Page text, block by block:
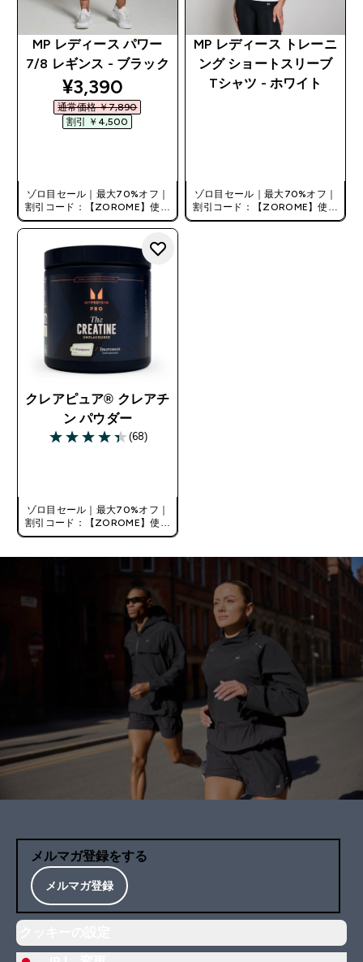
MP レディース パワー
7/8 レギンス - ブラック
discounted price
¥3,390‎
通常価格 ￥7,890‎
割引 ￥4,500‎
ゾロ目セール｜最大70%オフ｜
割引コード：【ZOROME】使用
で追加10%オフ！
MP レディース トレーニ
ング ショートスリーブ
Tシャツ - ホワイト
ゾロ目セール｜最大70%オフ｜
割引コード：【ZOROME】使用
で追加10%オフ！
クレアピュア® クレアチ
ン パウダー
4.35 out of 5 stars
(68)
ゾロ目セール｜最大70%オフ｜
割引コード：【ZOROME】使用
で追加10%オフ！
メルマガ登録をする
メルマガ登録